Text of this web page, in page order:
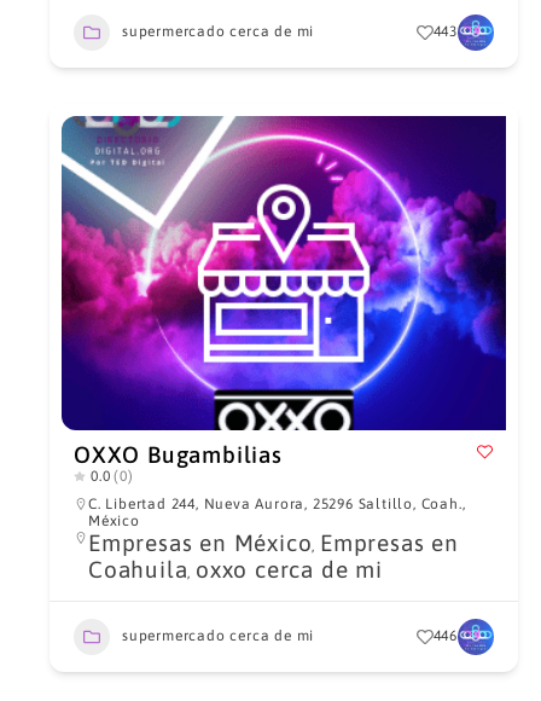
supermercado cerca de mi 443
OXXO Bugambilias
0.0 (0)
C. Libertad 244, Nueva Aurora, 25296 Saltillo, Coah.,
México
Empresas en México, Empresas en
Coahuila, oxxo cerca de mi
supermercado cerca de mi 446